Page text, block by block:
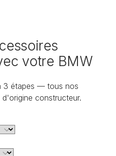
votre BMW
3 étapes — tous nos
constructeur.